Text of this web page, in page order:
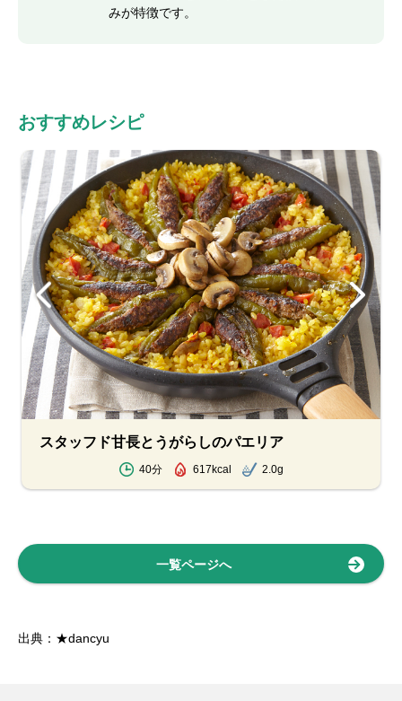
みが特徴です。
おすすめレシピ
スタッフド甘長とうがらしのパエリア
40分 617kcal 2.0g
一覧ページへ
出典：★dancyu